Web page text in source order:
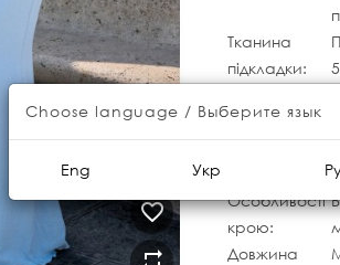
Тканина
підкладки:
Рукав:
Вид
Особливості
крою:
Довжина
Choose language / Выберите язык
Eng Укр